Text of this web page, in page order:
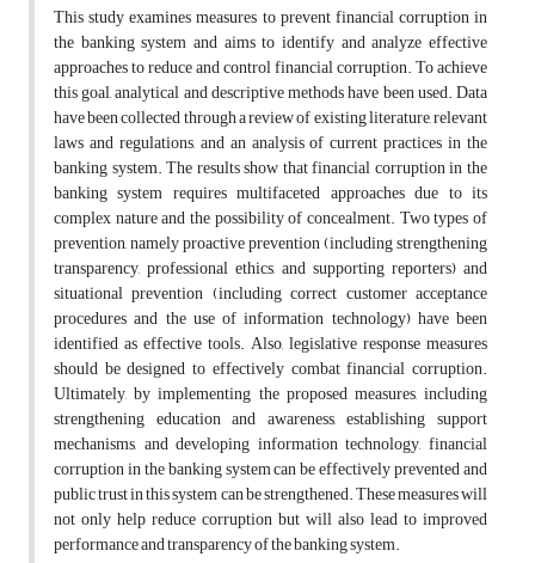
This study examines measures to prevent financial corruption in
the banking system and aims to identify and analyze effective
approaches to reduce and control financial corruption. To achieve
this goal, analytical and descriptive methods have been used. Data
have been collected through a review of existing literature, relevant
laws and regulations, and an analysis of current practices in the
banking system. The results show that financial corruption in the
banking system requires multifaceted approaches due to its
complex nature and the possibility of concealment. Two types of
prevention, namely proactive prevention (including strengthening
transparency, professional ethics, and supporting reporters) and
situational prevention (including correct customer acceptance
procedures and the use of information technology) have been
identified as effective tools. Also, legislative response measures
should be designed to effectively combat financial corruption.
Ultimately, by implementing the proposed measures, including
strengthening education and awareness, establishing support
mechanisms, and developing information technology, financial
corruption in the banking system can be effectively prevented and
public trust in this system can be strengthened. These measures will
not only help reduce corruption but will also lead to improved
performance and transparency of the banking system.